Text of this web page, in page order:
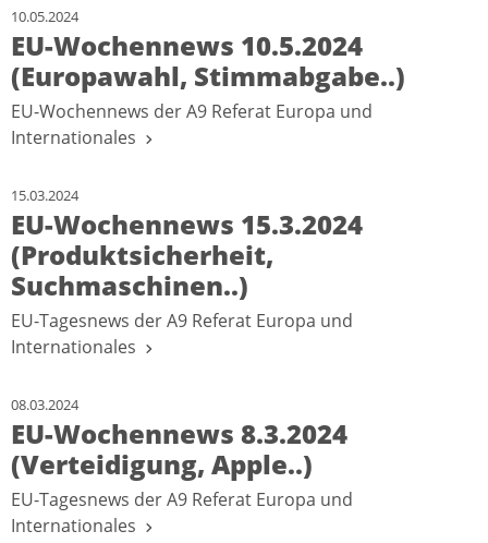
10.05.2024
EU-Wochennews 10.5.2024
(Europawahl, Stimmabgabe..)
EU-Wochennews der A9 Referat Europa und
Internationales
15.03.2024
EU-Wochennews 15.3.2024
(Produktsicherheit,
Suchmaschinen..)
EU-Tagesnews der A9 Referat Europa und
Internationales
08.03.2024
EU-Wochennews 8.3.2024
(Verteidigung, Apple..)
EU-Tagesnews der A9 Referat Europa und
Internationales